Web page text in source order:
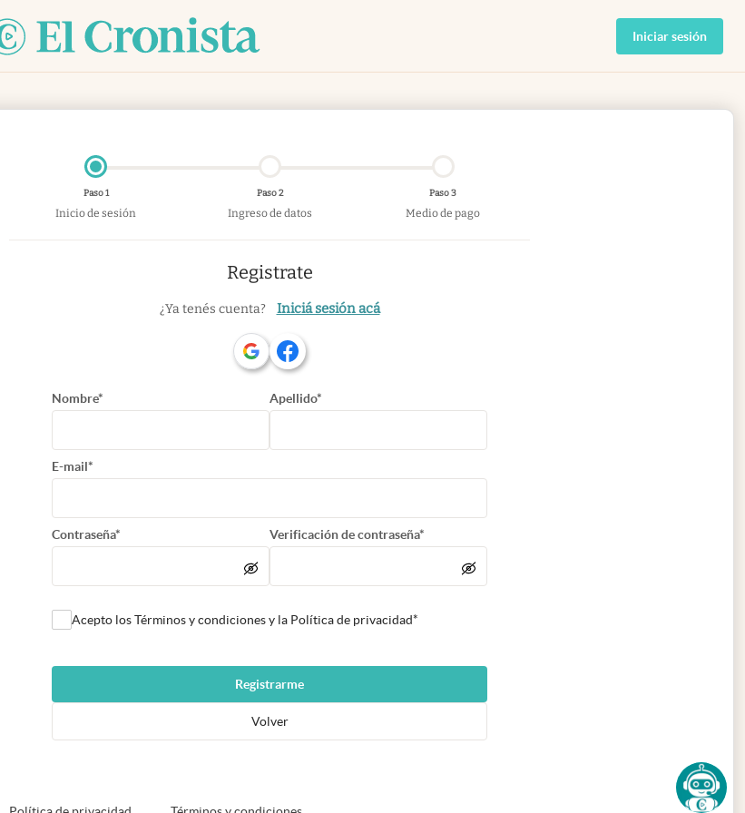
Iniciar sesión
Paso 1
Inicio de sesión
Paso 2
Ingreso de datos
Paso 3
Medio de pago
Registrate
¿Ya tenés cuenta? Iniciá sesión acá
Nombre* Apellido*
E-mail*
Contraseña* Verificación de contraseña*
Acepto los Términos y condiciones y la Política de privacidad*
Registrarme
Volver